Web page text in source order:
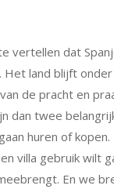
vertellen dat
land blijft
de pracht en
dan twee
huren of
villa gebruik wilt
En we